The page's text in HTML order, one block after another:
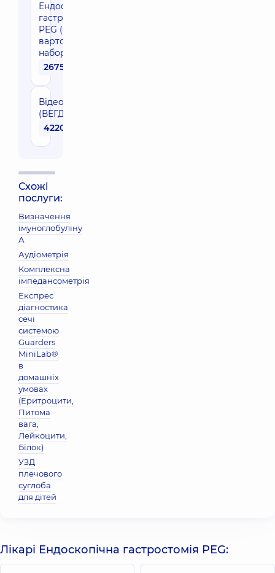
Ендоскопічна
гастростомія
PEG (без
вартості
набору)
26750 грн
Відеоезофагогастродуоденоскопія
(ВЕГДСк)
4220 грн
Схожі
послуги:
Визначення
імуноглобуліну
А
Аудіометрія
Комплексна
імпедансометрія
Експрес
діагностика
сечі
системою
Guarders
MiniLab®
в
домашніх
умовах
(Еритроцити,
Питома
вага,
Лейкоцити,
Бiлок)
УЗД
плечового
суглоба
для дітей
Лікарі Ендоскопічна гастростомія PEG: